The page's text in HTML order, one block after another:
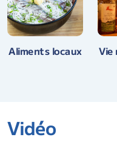
Aliments locaux
Vidéo